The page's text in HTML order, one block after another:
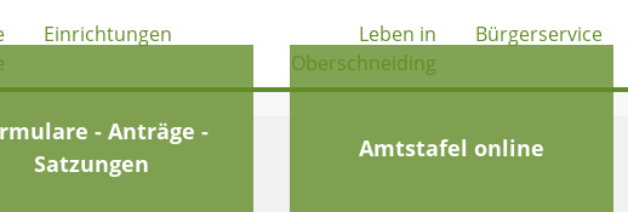
Einrichtungen
Leben in
Oberschneiding
Bürgerservice
- Anträge -
Satzungen
Amtstafel online